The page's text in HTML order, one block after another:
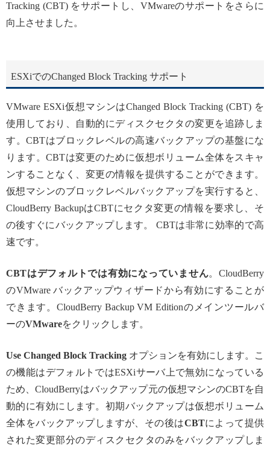
Tracking (CBT) をサポートし、VMwareのサポートをさらに
向上させました。
ESXiでのChanged Block Tracking サポート
VMware ESXi仮想マシンはChanged Block Tracking (CBT) を
使用しており、自動的にディスクセクタの変更を追跡しま
す。CBTはブロックレベルの高速バックアップの基盤にな
ります。CBTは変更のために仮想ボリューム全体をスキャ
ンすることなく、変更の情報を提供することができます。
仮想マシンのブロックレベルバックアップを実行すると、
CloudBerry BackupはCBTにセクタ変更の情報を要求し、そ
の後すぐにバックアップします。 CBTは非常に効率的で高
速です。
CBTはデフォルトでは有効になっていません。CloudBerry
のVMware バックアップウィザードから有効にすることが
できます。CloudBerry Backup VM Editionのメインツールバ
ーのVMwareをクリックします。
Use Changed Block Tracking オプションを有効にします。こ
の機能はデフォルトではESXiサーバ上で無効になっている
ため、CloudBerryはバックアップ元の仮想マシンのCBTを自
動的に有効にします。初期バックアップは仮想ボリューム
全体をバックアップしますが、その後はCBTによって提供
された変更部分のディスクセクタのみをバックアップしま